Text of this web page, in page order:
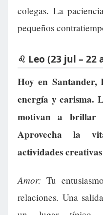
colegas. La
pequeños
♌ Leo (23 jul – 22
Hoy en
energía y carisma.
motivan a brillar
Aprovecha la
actividades
Amor: Tu
relaciones. Una